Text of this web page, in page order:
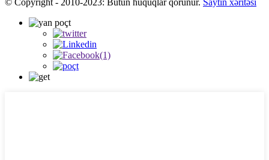
© Copyright - 2010-2023: Bütün hüquqlar qorunur. Saytın xəritəsi